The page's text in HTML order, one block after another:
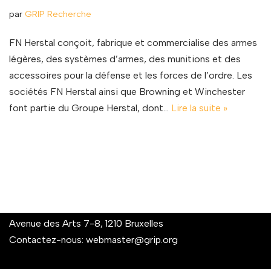
par GRIP Recherche
FN Herstal conçoit, fabrique et commercialise des armes
légères, des systèmes d’armes, des munitions et des
accessoires pour la défense et les forces de l’ordre. Les
sociétés FN Herstal ainsi que Browning et Winchester
font partie du Groupe Herstal, dont… Lire la suite »
Avenue des Arts 7-8, 1210 Bruxelles
Contactez-nous: webmaster@grip.org